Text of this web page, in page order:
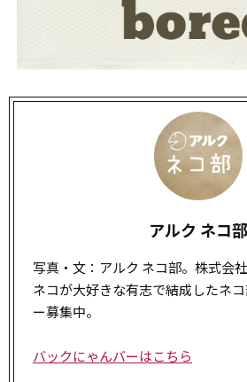
アルク ネコ部
写真・文：アルク ネコ部。株式会社
ネコが大好きな有志で結成したネ
ー募集中。
バックにゃんバーはこちら